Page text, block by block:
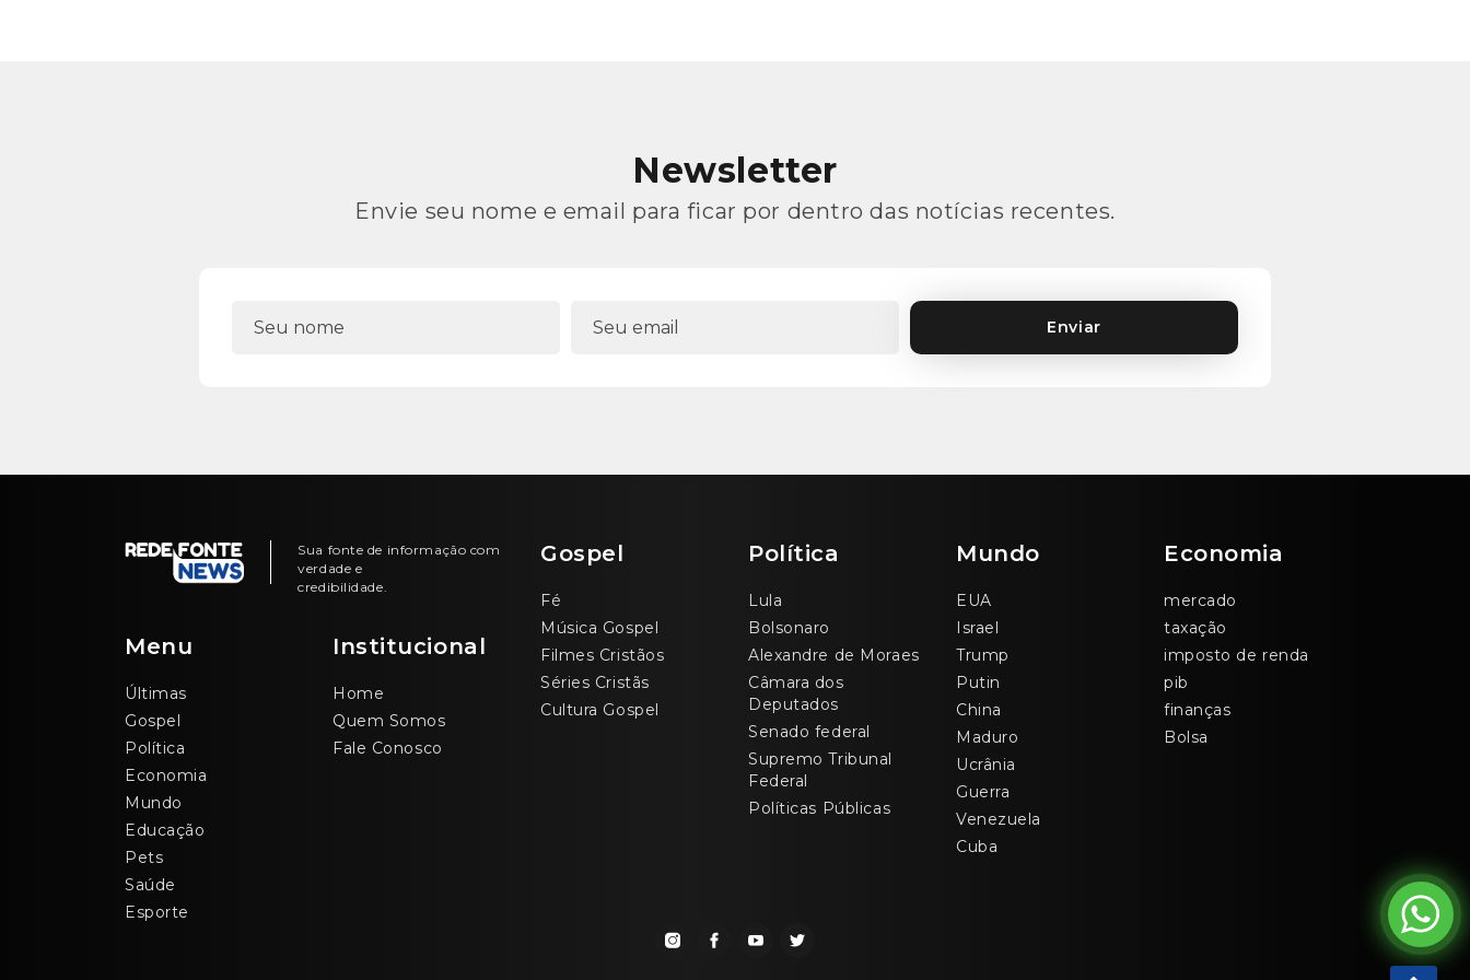
Newsletter
Envie seu nome e email para ficar por dentro das notícias recentes.
Enviar
Sua fonte de informação com
verdade e
credibilidade.
Menu
Últimas
Gospel
Política
Economia
Mundo
Educação
Pets
Saúde
Esporte
Institucional
Home
Quem Somos
Fale Conosco
Gospel
Fé
Música Gospel
Filmes Cristãos
Séries Cristãs
Cultura Gospel
Política
Lula
Bolsonaro
Alexandre de Moraes
Câmara dos
Deputados
Senado federal
Supremo Tribunal
Federal
Políticas Públicas
Mundo
EUA
Israel
Trump
Putin
China
Maduro
Ucrânia
Guerra
Venezuela
Cuba
Economia
mercado
taxação
imposto de renda
pib
finanças
Bolsa